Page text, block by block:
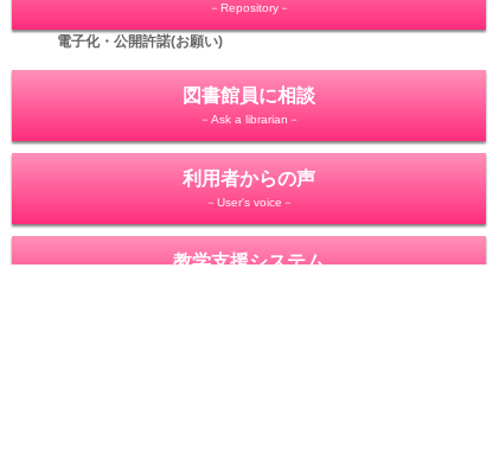
－Repository－
電子化・公開許諾(お願い)
図書館員に相談
－Ask a librarian－
利用者からの声
－User's voice－
教学支援システム